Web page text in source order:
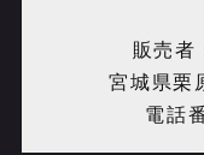
販売
宮城県栗
電話